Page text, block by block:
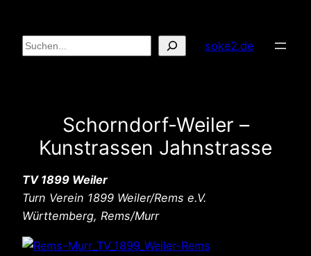
Inhalt
springen
Suchen soke2.de
Schorndorf-Weiler –
Kunstrassen Jahnstrasse
TV 1899 Weiler
Turn Verein 1899 Weiler/Rems e.V.
Württemberg, Rems/Murr